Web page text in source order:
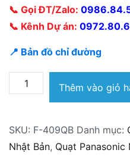
📞 Gọi ĐT/Zalo:
📞 Kênh Dự án:
📍 Bản đồ chỉ đường
Quạt
đảo
Panasonic
F-
Thêm vào giỏ
SKU: F-409QB Danh mục:
Nhật Bản, Quạt Panasonic